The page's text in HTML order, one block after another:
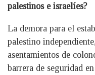
palestinos e israelíes?
La demora para el
palestino
asentamientos de
barrera de seguridad